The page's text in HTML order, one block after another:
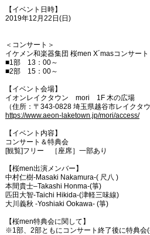
【イベント日時】
2019年12月22日(日)
＜コンサート＞
イケメン和楽器集団 桜men X´masコンサー
■1部 13：00～
■2部 15：00～
【イベント会場】
イオンレイクタウン mori 1F 木の広場
（住所：〒343-0828 埼玉県越谷市レイクタ
https://www.aeon-laketown.jp/mori/access/
【イベント内容】
コンサート＆特典会
[観覧]フリー ［座席］一部あり
【桜men出演メンバー】
中村仁樹-Masaki Nakamura-( 尺八 )
本間貴⼠‒Takashi Honma-(箏)
匹⽥⼤智-Taichi Hikida-(津軽三味線)
⼤川義秋 -Yoshiaki Ookawa- (箏)
【桜men特典会に関して】
※1部、2部ともにコンサート終了後に特典会(
YouTube